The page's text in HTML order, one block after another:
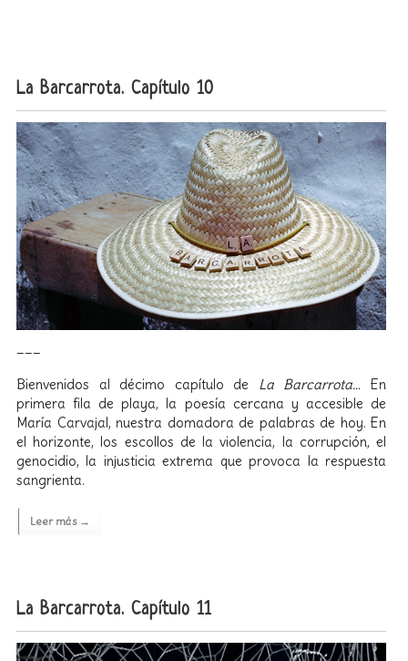
La Barcarrota. Capítulo 10
Bienvenidos al décimo capítulo de La Barcarrota… En
primera fila de playa, la poesía cercana y accesible de
María Carvajal, nuestra domadora de palabras de hoy. En
el horizonte, los escollos de la violencia, la corrupción, el
genocidio, la injusticia extrema que provoca la respuesta
sangrienta.
Leer más →
La Barcarrota. Capítulo 11